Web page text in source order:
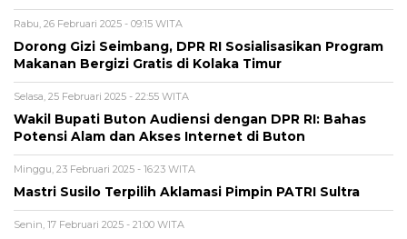
Rabu, 26 Februari 2025 - 09:15 WITA
Dorong Gizi Seimbang, DPR RI Sosialisasikan Program
Makanan Bergizi Gratis di Kolaka Timur
Selasa, 25 Februari 2025 - 22:55 WITA
Wakil Bupati Buton Audiensi dengan DPR RI: Bahas
Potensi Alam dan Akses Internet di Buton
Minggu, 23 Februari 2025 - 16:23 WITA
Mastri Susilo Terpilih Aklamasi Pimpin PATRI Sultra
Senin, 17 Februari 2025 - 21:00 WITA